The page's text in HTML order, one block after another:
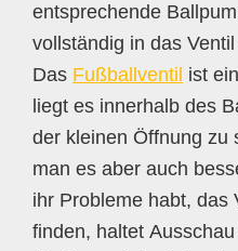
entsprechende
vollständig in das
Das Fußballventil ist
liegt es innerhalb des
der kleinen Öffnung zu
man es aber auch
ihr Probleme habt, das
finden, haltet